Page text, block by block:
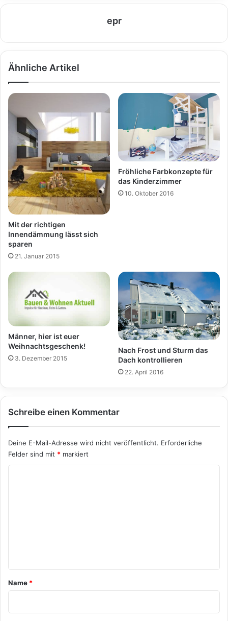
epr
Ähnliche Artikel
Mit der richtigen
Innendämmung lässt sich
sparen
21. Januar 2015
Fröhliche Farbkonzepte für
das Kinderzimmer
10. Oktober 2016
Männer, hier ist euer
Weihnachtsgeschenk!
3. Dezember 2015
Nach Frost und Sturm das
Dach kontrollieren
22. April 2016
Schreibe einen Kommentar
Deine E-Mail-Adresse wird nicht veröffentlicht. Erforderliche
Felder sind mit * markiert
a
*
Name *